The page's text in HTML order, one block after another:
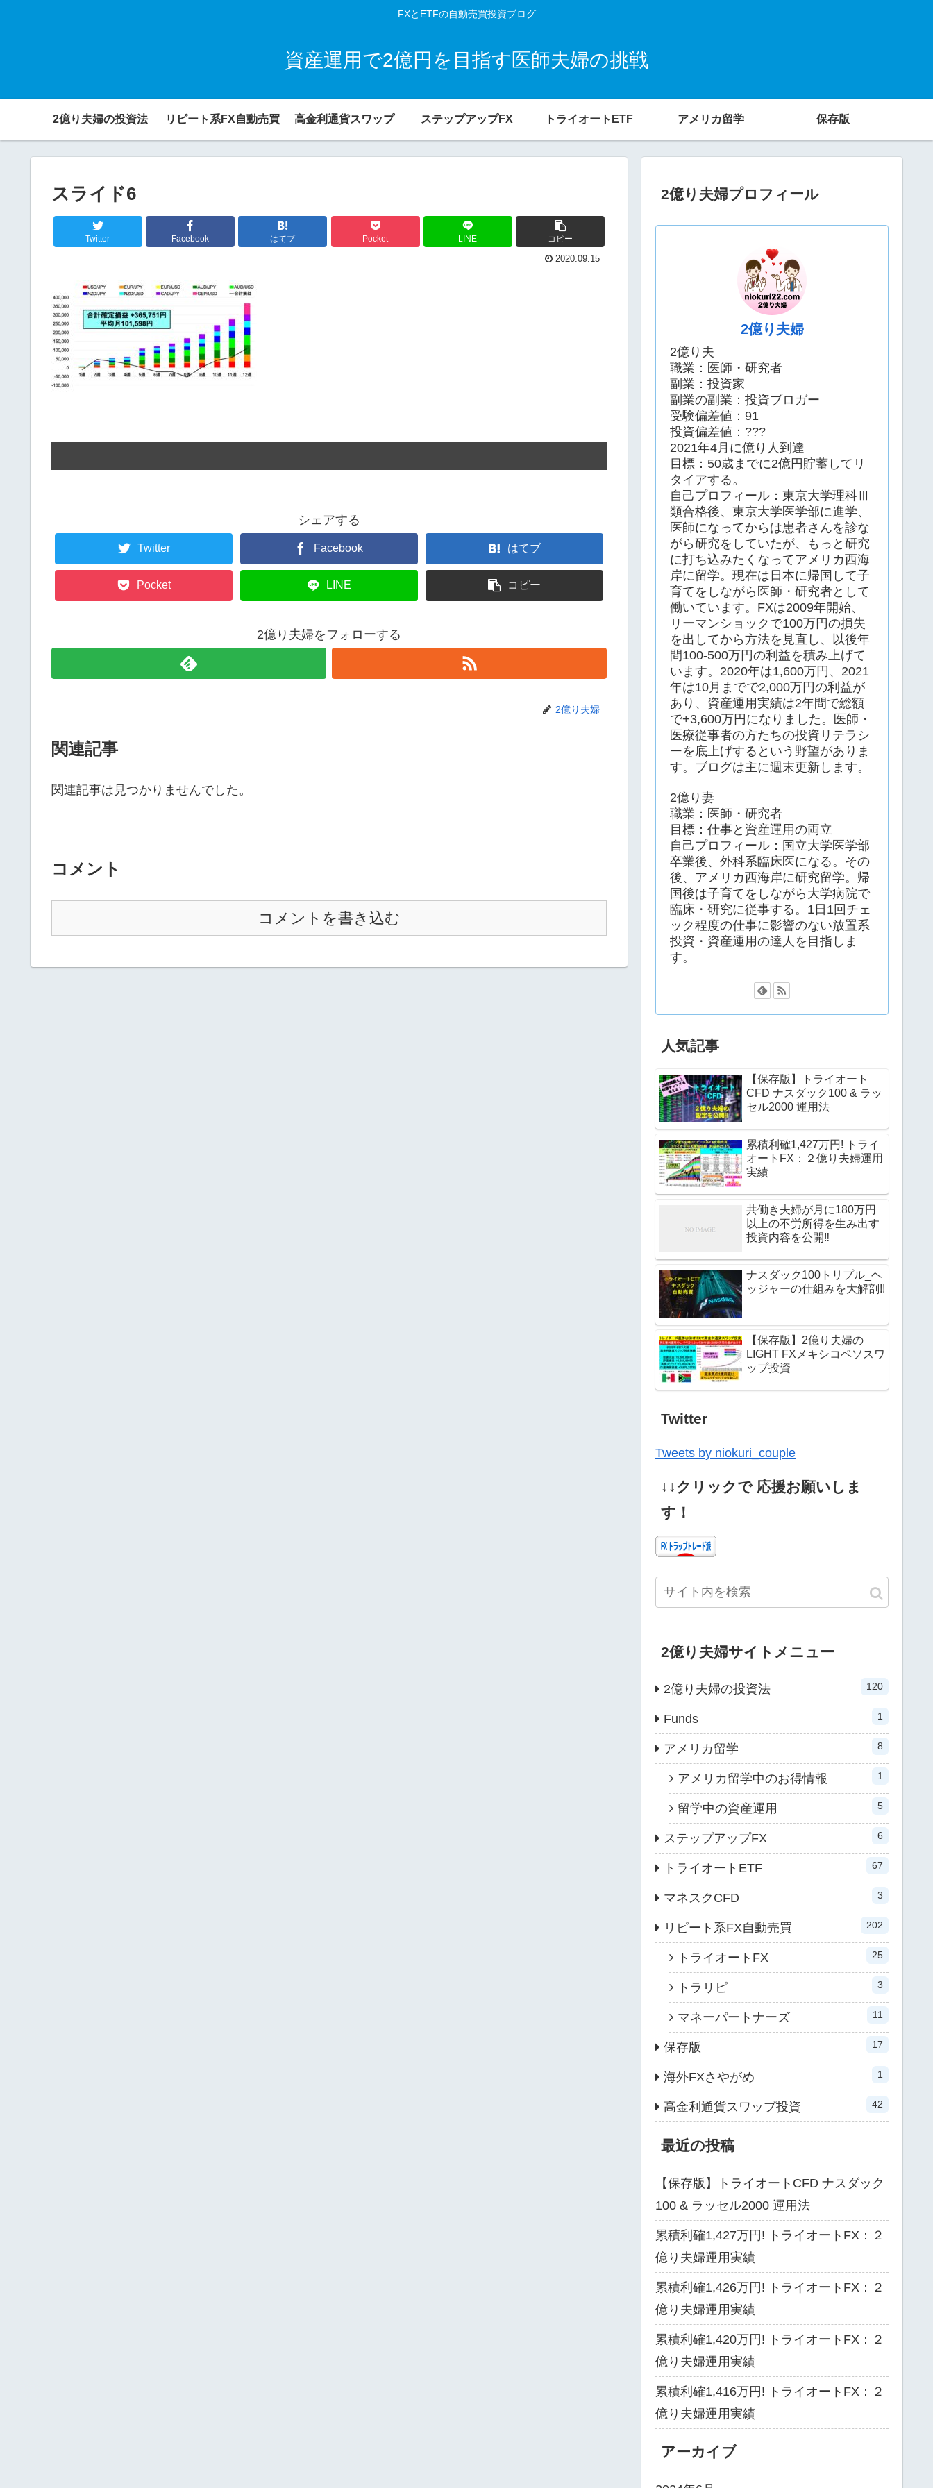
FXとETFの自動売買投資ブログ
資産運用で2億円を目指す医師夫婦の挑戦
2億り夫婦の投資法 リピート系FX自動売買 高金利通貨スワップ ステップアップFX トライオートETF アメリカ留学 保存版
スライド6
Twitter Facebook はてブ Pocket LINE コピー
2020.09.15
シェアする
Twitter Facebook はてブ
Pocket LINE コピー
2億り夫婦をフォローする
2億り夫婦
関連記事
関連記事は見つかりませんでした。
コメント
コメントを書き込む
2億り夫婦プロフィール
2億り夫婦
2億り夫
職業：医師・研究者
副業：投資家
副業の副業：投資ブロガー
受験偏差値：91
投資偏差値：???
2021年4月に億り人到達
目標：50歳までに2億円貯蓄してリ
タイアする。
自己プロフィール：東京大学理科Ⅲ
類合格後、東京大学医学部に進学、
医師になってからは患者さんを診な
がら研究をしていたが、もっと研究
に打ち込みたくなってアメリカ西海
岸に留学。現在は日本に帰国して子
育てをしながら医師・研究者として
働いています。FXは2009年開始、
リーマンショックで100万円の損失
を出してから方法を見直し、以後年
間100-500万円の利益を積み上げて
います。2020年は1,600万円、2021
年は10月までで2,000万円の利益が
あり、資産運用実績は2年間で総額
で+3,600万円になりました。医師・
医療従事者の方たちの投資リテラシ
ーを底上げするという野望がありま
す。ブログは主に週末更新します。
2億り妻
職業：医師・研究者
目標：仕事と資産運用の両立
自己プロフィール：国立大学医学部
卒業後、外科系臨床医になる。その
後、アメリカ西海岸に研究留学。帰
国後は子育てをしながら大学病院で
臨床・研究に従事する。1日1回チェ
ック程度の仕事に影響のない放置系
投資・資産運用の達人を目指しま
す。
人気記事
【保存版】トライオート
CFD ナスダック100 & ラッ
セル2000 運用法
累積利確1,427万円! トライ
オートFX：２億り夫婦運用
実績
共働き夫婦が月に180万円
以上の不労所得を生み出す
投資内容を公開‼︎
ナスダック100トリプル_ヘ
ッジャーの仕組みを大解剖!!
【保存版】2億り夫婦の
LIGHT FXメキシコペソスワ
ップ投資
Twitter
Tweets by niokuri_couple
↓↓クリックで 応援お願いしま
す！
2億り夫婦サイトメニュー
2億り夫婦の投資法 120
Funds 1
アメリカ留学 8
アメリカ留学中のお得情報 1
留学中の資産運用 5
ステップアップFX 6
トライオートETF 67
マネスクCFD 3
リピート系FX自動売買 202
トライオートFX 25
トラリピ 3
マネーパートナーズ 11
保存版 17
海外FXさやがめ 1
高金利通貨スワップ投資 42
最近の投稿
【保存版】トライオートCFD ナスダック
100 & ラッセル2000 運用法
累積利確1,427万円! トライオートFX：２
億り夫婦運用実績
累積利確1,426万円! トライオートFX：２
億り夫婦運用実績
累積利確1,420万円! トライオートFX：２
億り夫婦運用実績
累積利確1,416万円! トライオートFX：２
億り夫婦運用実績
アーカイブ